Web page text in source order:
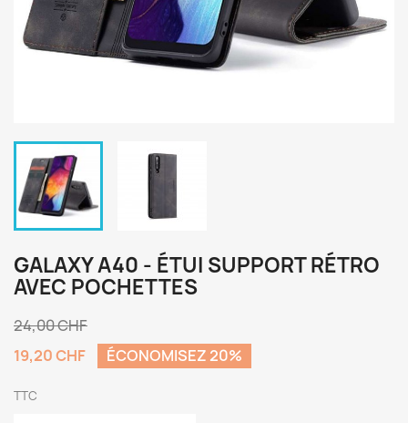
GALAXY A40 - ÉTUI SUPPORT RÉTRO
AVEC POCHETTES
24,00 CHF
19,20 CHF
ÉCONOMISEZ 20%
TTC